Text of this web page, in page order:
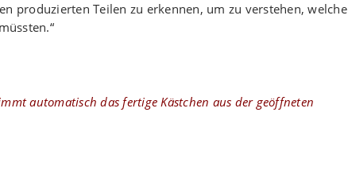
produzierten Teilen zu erkennen, um zu verstehen, welche
automatisch das fertige Kästchen aus der geöffneten